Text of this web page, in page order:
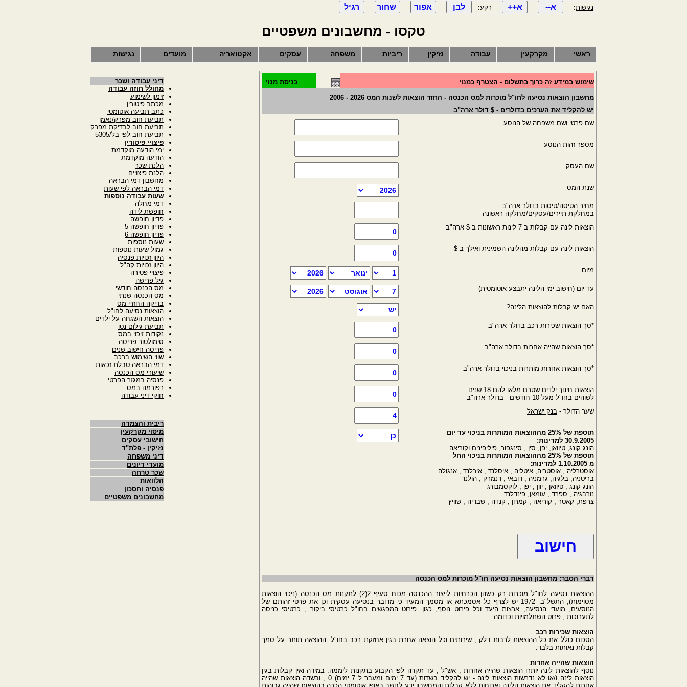
נגישות: רקע:
טקסו - מחשבונים משפטיים
ראשי מקרקעין עבודה נזיקין ריביות משפחה עסקים אקטואריה מועדים נגישות
שימוש במידע זה כרוך בתשלום - הצטרף כמנוי
כניסת מנוי
מחשבון הוצאות נסיעה לחו"ל מוכרות למס הכנסה - החזר הוצאות לשנות המס 2026 - 2006
יש להקליד את הערכים בדולרים - $ דולר ארה"ב
שם פרטי ושם משפחה של הנוסע
מספר זהות הנוסע
שם העסק
שנת המס
מחיר הטיסה/טיסות בדולר ארה"ב
במחלקת תיירים/עסקים/מחלקה ראשונה
הוצאות לינה עם קבלות ב 7 לינות ראשונות ב $ ארה"ב
הוצאות לינה עם קבלות מהלינה השמינית ואילך ב $
מיום
עד יום (חישוב ימי הלינה יתבצע אוטומטית)
האם יש קבלות להוצאות הלינה?
*סך הוצאות שכירות רכב בדולר ארה"ב
*סך הוצאות שהייה אחרות בדולר ארה"ב
*סך הוצאות אחרות מותרות בניכוי בדולר ארה"ב
הוצאות חינוך ילדים שטרם מלאו להם 18 שנים
לשוהים בחו"ל מעל 10 חודשים - בדולר ארה"ב
שער הדולר - בנק ישראל
תוספת של 25% מההוצאות המותרות בניכוי עד יום
30.9.2005 למדינות:
הונג קונג, טיוואן, יפן, סין , סינגפור, פיליפינים וקוריאה
תוספת של 25% מההוצאות המותרות בניכוי החל
מ 1.10.2005 למדינות:
אוסטרליה , אוסטריה, איטליה , איסלנד , אירלנד , אנגולה
בריטניה, בלגיה, גרמניה , דובאי , דנמרק , הולנד
הונג קונג , טיוואן , יוון , יפן , לוקסמבורג
נורבגיה , ספרד , עומאן, פינדלנד
צרפת, קאטר , קוריאה , קמרון , קנדה , שבדיה , שוויץ
דברי הסבר: מחשבון הוצאות נסיעה חו"ל מוכרות למס הכנסה
ההוצאות נסיעה לחו"ל מוכרות רק כשהן הכרחיות לייצור ההכנסה מכוח סעיף 2(2) לתקנות מס הכנסה (ניכוי הוצאות
מסוימות), התשל"ב- 1972 יש לצרף כל אסמכתא או מסמך המעיד כי מדובר בנסיעה עסקית וכן את פרטי זהותם של
הנוסעים, מועדי הנסיעה, ארצות היעד וכל פירוט נוסף, כגון: פירוט המפגשים בחו"ל כרטיסי ביקור , כרטיסי כניסה
לתערוכות , פרוט השתלמויות וכדומה.
הוצאות שכירות רכב
הסכום כולל את כל ההוצאות לרבות דלק , שירותים וכל הוצאה אחרת בגין אחזקת רכב בחו"ל. ההוצאה תותר על סמך
קבלות נאותות בלבד.
הוצאות שהייה אחרות
נוסף להוצאות לינה יותרו הוצאות שהייה אחרות , אש"ל , עד תקרה לפי הקבוע בתקנות ליממה. במידה ואין קבלות בגין
הוצאות לינה ו/או לא נדרשות הוצאות לינה - יש להקליד בשדות (עד 7 ימים ומעבר ל 7 ימים) 0 , ובשדה הוצאות שהייה
דיני עבודה ושכר
מחולל חוזה עבודה
זימון לשימוע
מכתב פיטורין
כתב תביעה אוטומטי
תביעת חוב מפרק/נאמן
תביעת חוב לבדיקת מפרק
תביעת חוב לפי בל/5305
פיצויי פיטורין
ימי הודעה מוקדמת
הודעה מוקדמת
הלנת שכר
הלנת פיצויים
מחשבון דמי הבראה
דמי הבראה לפי שעות
שעות עבודה נוספות
דמי מחלה
חופשת לידה
פדיון חופשה
פדיון חופשה 5
פדיון חופשה 6
שעות נוספות
גמול שעות נוספות
היוון זכויות פנסיה
היוון זכויות קה"ל
פיצויי פטירה
גיל פרישה
מס הכנסה חודשי
מס הכנסה שנתי
בדיקה החזרי מס
הוצאות נסיעה לחו"ל
הוצאות השגחה על ילדים
תביעת גילום נטו
נקודות זיכוי במס
סימולטור פריסה
פריסה חישוב שנים
שווי השימוש ברכב
דמי הבראה טבלת זכאות
שיעורי מס הכנסה
פנסיה במגזר הפרטי
רפורמה במס
חוקי דיני עבודה
ריבית והצמדה
מיסוי מקרקעין
חישובי עסקים
נזיקין - פלת"ד
דיני משפחה
מועדי דיונים
שכר טרחה
הלוואות
פנסיה וחסכון
מחשבונים משפטיים